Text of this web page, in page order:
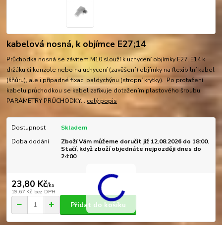
kabelová nosná, k objímce E27;14
Průchodka nosná se závitem M10 slouží k uchycení objímky E27, E14 k
držáku či konzole nebo na uchycení (zavěšení) objímky na flexibilní kabel
(šňůru), ale i případné fixaci baldychýnu (stropní krytky). Po protažení
kabelu průchodkou se kabel zafixuje dotažením plastového šroubu.
PARAMETRY PRŮCHODKY... celý popis
Dostupnost
Skladem
Doba dodání
Zboží Vám můžeme doručit již 12.08.2026 do 18:00.
Stačí, když zboží objednáte nejpozději dnes do
24:00
23,80 Kč/ks
19,67 Kč bez DPH
Přidat do košíku